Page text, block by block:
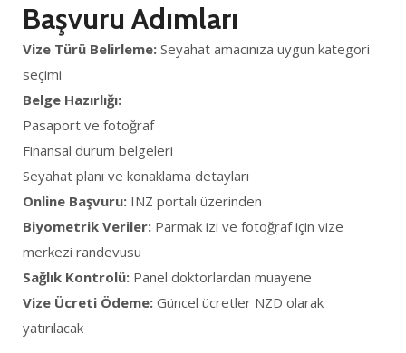
Başvuru Adımları
Vize Türü Belirleme: Seyahat amacınıza uygun kategori
seçimi
Belge Hazırlığı:
Pasaport ve fotoğraf
Finansal durum belgeleri
Seyahat planı ve konaklama detayları
Online Başvuru: INZ portalı üzerinden
Biyometrik Veriler: Parmak izi ve fotoğraf için vize
merkezi randevusu
Sağlık Kontrolü: Panel doktorlardan muayene
Vize Ücreti Ödeme: Güncel ücretler NZD olarak
yatırılacak